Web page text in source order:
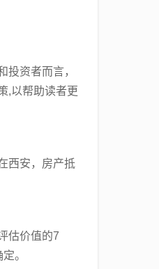
资者而言，
,以帮助读者更
西安，房产抵
估价值的7
。